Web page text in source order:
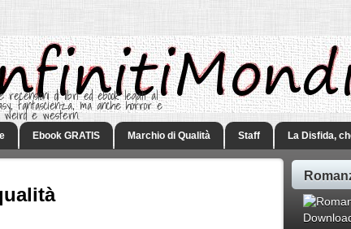
recensioni di libri ed ebook legati al
fantascienza, ma anche horror e
weird e western.
Ebook GRATIS Marchio di Qualità Staff La Disfida,